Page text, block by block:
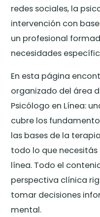
redes sociales, la
intervención con
un profesional
necesidades
En esta página
organizado del área
Psicólogo en Línea:
cubre los
las bases de la
todo lo que
línea. Todo el
perspectiva clínica
tomar decisiones
mental.